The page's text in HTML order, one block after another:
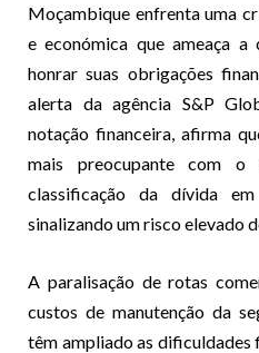
Moçambique enfrenta uma
e económica que ameaça
honrar suas obrigações
alerta da agência S&P
notação financeira, afirma
mais preocupante com o
classificação da dívida
sinalizando um risco elevado
A paralisação de rotas
custos de manutenção da
têm ampliado as dificuldades